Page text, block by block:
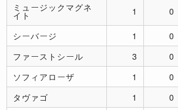
ミュージックマグネ
イト 1 0
シーバージ 1 0
ファーストシール
3 0
ソフィアローザ
1 0
タヴァゴ
1 0